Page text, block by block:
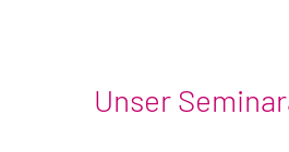
Unser